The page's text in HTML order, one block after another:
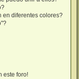
en diferentes colores?
este foro!